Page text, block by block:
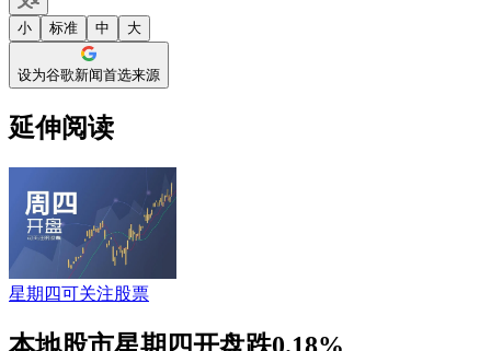
小 标准 中 大
设为谷歌新闻首选来源
延伸阅读
星期四可关注股票
本地股市星期四开盘跌0.18%